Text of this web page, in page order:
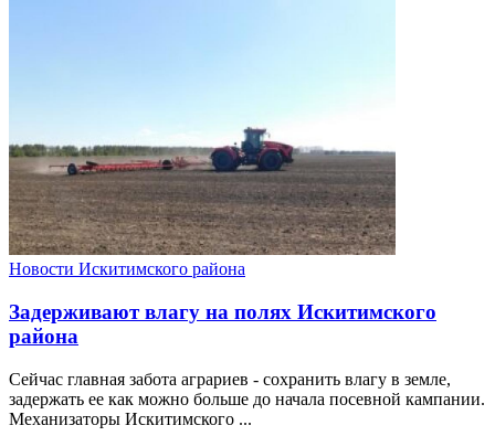
Новости Искитимского района
Задерживают влагу на полях Искитимского
района
Сейчас главная забота аграриев - сохранить влагу в земле,
задержать ее как можно больше до начала посевной кампании.
Механизаторы Искитимского ...